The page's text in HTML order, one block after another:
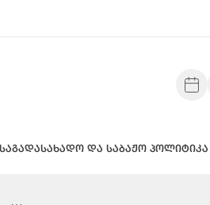
საგადასახადო და საბაჟო პოლიტიკა